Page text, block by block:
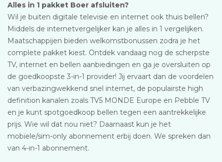
Alles in 1 pakket Boer afsluiten?
Wil je buiten digitale televisie en internet ook thuis bellen?
Middels de internetvergelijker kan je alles in 1 vergelijken.
Maatschappijen bieden welkomstbonussen zodra je het
complete pakket kiest. Ontdek vandaag nog de scherpste
TV, internet en bellen aanbiedingen en ga je oversluiten op
de goedkoopste 3-in-1 provider! Jij ervaart dan de voordelen
van verbazingwekkend snel internet, de populairste high
definition kanalen zoals TV5 MONDE Europe en Pebble TV
en je kunt spotgoedkoop bellen tegen een aantrekkelijke
prijs. Wie wil dat nou niet? Daarnaast kun je het
mobiele/sim-only abonnement erbij doen. We spreken dan
van 4-in-1 abonnement.